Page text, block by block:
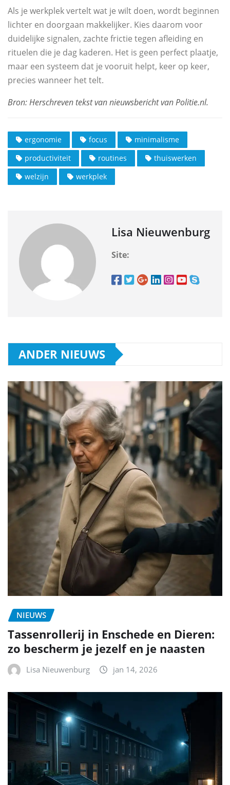
Als je werkplek vertelt wat je wilt doen, wordt beginnen
lichter en doorgaan makkelijker. Kies daarom voor
duidelijke signalen, zachte frictie tegen afleiding en
rituelen die je dag kaderen. Het is geen perfect plaatje,
maar een systeem dat je vooruit helpt, keer op keer,
precies wanneer het telt.
ergonomie focus
minimalisme
productiviteit
routines
thuiswerken
welzijn
werkplek
Lisa Nieuwenburg
Site:
ANDER NIEUWS
NIEUWS
Tassenrollerij in Enschede en Dieren:
zo bescherm je jezelf en je naasten
Lisa Nieuwenburg jan 14, 2026